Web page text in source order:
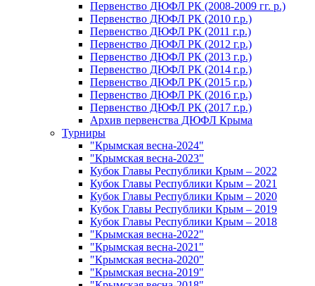
Первенство ДЮФЛ РК (2008-2009 гг. р.)
Первенство ДЮФЛ РК (2010 г.р.)
Первенство ДЮФЛ РК (2011 г.р.)
Первенство ДЮФЛ РК (2012 г.р.)
Первенство ДЮФЛ РК (2013 г.р.)
Первенство ДЮФЛ РК (2014 г.р.)
Первенство ДЮФЛ РК (2015 г.р.)
Первенство ДЮФЛ РК (2016 г.р.)
Первенство ДЮФЛ РК (2017 г.р.)
Архив первенства ДЮФЛ Крыма
Турниры
"Крымская весна-2024"
"Крымская весна-2023"
Кубок Главы Республики Крым – 2022
Кубок Главы Республики Крым – 2021
Кубок Главы Республики Крым – 2020
Кубок Главы Республики Крым – 2019
Кубок Главы Республики Крым – 2018
"Крымская весна-2022"
"Крымская весна-2021"
"Крымская весна-2020"
"Крымская весна-2019"